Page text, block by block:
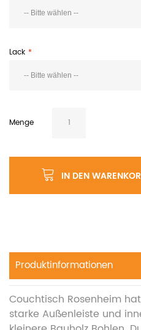
Lack
Menge
IN DEN
Produktinformationen
Couchtisch Rosenheim
starke Außenleiste und